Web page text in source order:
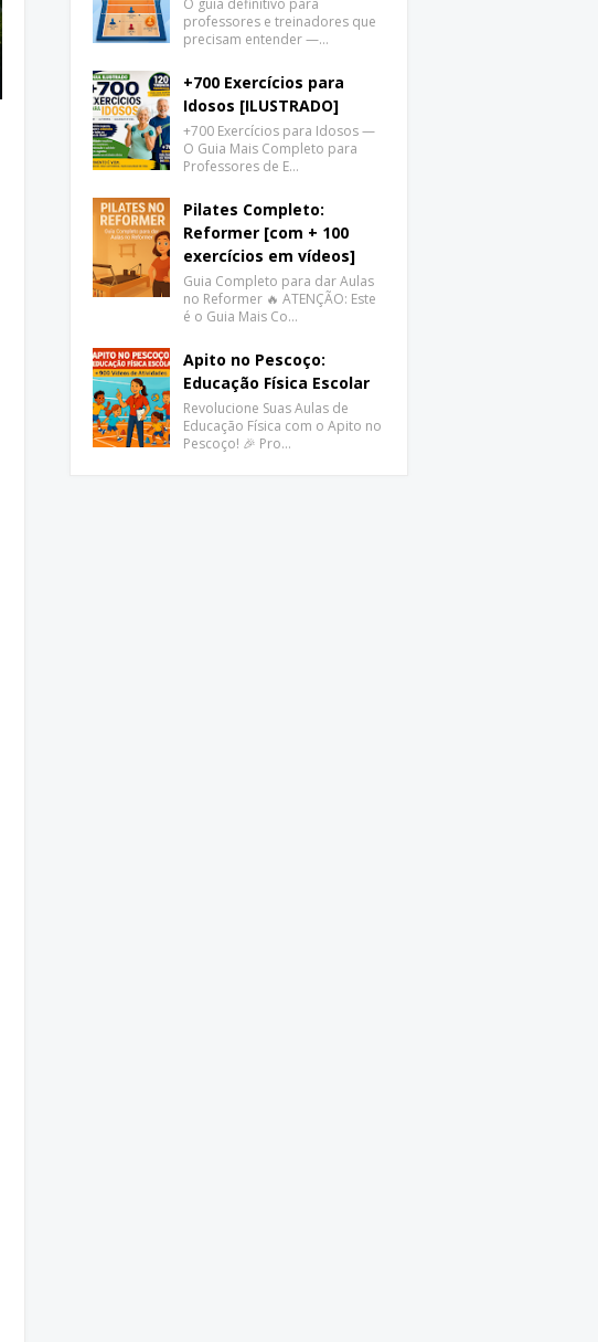
O guia definitivo para
professores e treinadores que
precisam entender —…
+700 Exercícios para
Idosos [ILUSTRADO]
+700 Exercícios para Idosos —
O Guia Mais Completo para
Professores de E…
Pilates Completo:
Reformer [com + 100
exercícios em vídeos]
Guia Completo para dar Aulas
no Reformer 🔥 ATENÇÃO: Este
é o Guia Mais Co…
Apito no Pescoço:
Educação Física Escolar
Revolucione Suas Aulas de
Educação Física com o Apito no
Pescoço! 🎉 Pro…